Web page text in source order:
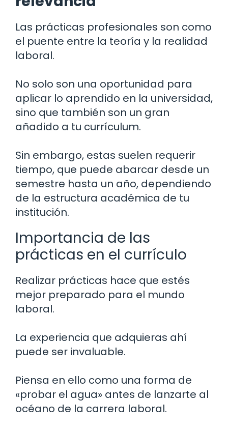
Las prácticas profesionales son como
el puente entre la teoría y la realidad
laboral.
No solo son una oportunidad para
aplicar lo aprendido en la universidad,
sino que también son un gran
añadido a tu currículum.
Sin embargo, estas suelen requerir
tiempo, que puede abarcar desde un
semestre hasta un año, dependiendo
de la estructura académica de tu
institución.
Importancia de las
prácticas en el currículo
Realizar prácticas hace que estés
mejor preparado para el mundo
laboral.
La experiencia que adquieras ahí
puede ser invaluable.
Piensa en ello como una forma de
«probar el agua» antes de lanzarte al
océano de la carrera laboral.